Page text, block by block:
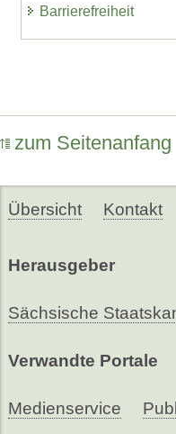
Barrierefreiheit
zum Seitenanfang
Übersicht Kontakt
Herausgeber
Sächsische
Verwandte Portale
Medienservice